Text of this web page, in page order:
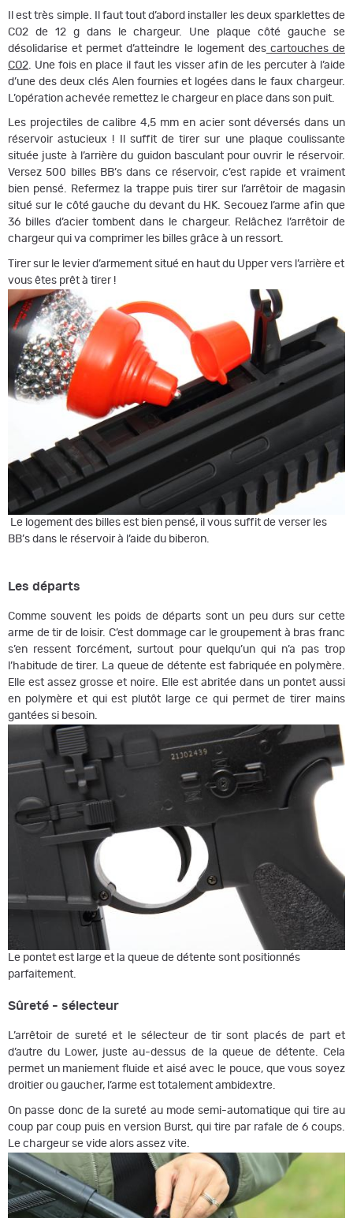
Il est très simple. Il faut tout d’abord installer les deux sparklettes de
CO2 de 12 g dans le chargeur. Une plaque côté gauche se
désolidarise et permet d’atteindre le logement descartouches de
CO2 . Une fois en place il faut les visser afin de les percuter à l’aide
d’une des deux clés Alen fournies et logées dans le faux chargeur.
L’opération achevée remettez le chargeur en place dans son puit.
Les projectiles de calibre 4,5 mm en acier sont déversés dans un
réservoir astucieux ! Il suffit de tirer sur une plaque coulissante
située juste à l’arrière du guidon basculant pour ouvrir le réservoir.
Versez 500 billes BB’s dans ce réservoir, c’est rapide et vraiment
bien pensé. Refermez la trappe puis tirer sur l’arrêtoir de magasin
situé sur le côté gauche du devant du HK. Secouez l’arme afin que
36 billes d’acier tombent dans le chargeur. Relâchez l’arrêtoir de
chargeur qui va comprimer les billes grâce à un ressort.
Tirer sur le levier d’armement situé en haut du Upper vers l’arrière et
vous êtes prêt à tirer !
Le logement des billes est bien pensé, il vous suffit de verser les
BB’s dans le réservoir à l’aide du biberon.
Les départs
Comme souvent les poids de départs sont un peu durs sur cette
arme de tir de loisir. C’est dommage car le groupement à bras franc
s’en ressent forcément, surtout pour quelqu’un qui n’a pas trop
l’habitude de tirer. La queue de détente est fabriquée en polymère.
Elle est assez grosse et noire. Elle est abritée dans un pontet aussi
en polymère et qui est plutôt large ce qui permet de tirer mains
gantées si besoin.
Le pontet est large et la queue de détente sont positionnés
parfaitement.
Sûreté - sélecteur
L’arrêtoir de sureté et le sélecteur de tir sont placés de part et
d’autre du Lower, juste au-dessus de la queue de détente. Cela
permet un maniement fluide et aisé avec le pouce, que vous soyez
droitier ou gaucher, l’arme est totalement ambidextre.
On passe donc de la sureté au mode semi-automatique qui tire au
coup par coup puis en version Burst, qui tire par rafale de 6 coups.
Le chargeur se vide alors assez vite.